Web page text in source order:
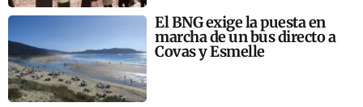
El BNG exige la puesta en
marcha de un bus directo a
Covas y Esmelle